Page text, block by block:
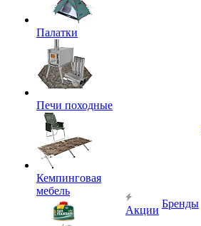
Палатки
Печи походные
Кемпинговая
мебель
Акции
Бренды